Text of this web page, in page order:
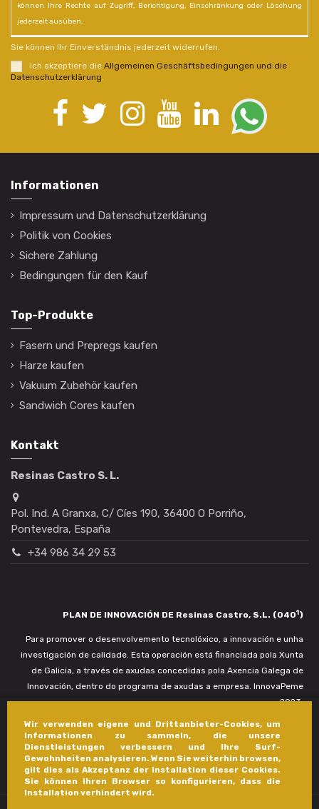
Wir verwenden eigene und Drittanbieter-Cookies, um
Informationen zu sammeln, die unsere
Dienstleistungen verbessern und Ihre Surf-
Gewohnheiten analysieren. Wenn Sie weiterhin browsen,
gilt dies als Akzeptanz der Installation dieser Cookies.
Sie können Ihren Browser so konfigurieren, dass die
Installation verhindert wird.
können Ihre Rechte auf Zugriff, Berichtigung, Einschränkung oder Löschung
jederzeit ausüben.
Sie können Ihr Einverständnis jederzeit widerrufen.
Ich akzeptiere die Allgemeinen Geschäftsbedingungen und die
Datenschutzerklärung.
Informationen
Impressum und Datenschutzerklärung
Politik von Cookies
Sichere Zahlung
Bedingungen für den Kauf
Top-Produkte
Fasern und Prepregs kaufen
Harze kaufen
Vakuum Zubehör kaufen
Sandwich Cores kaufen
Kontakt
Resinas Castro S. L.
Pol. Ind. A Granxa, C/ Cíes 190, 36400 O Porriño,
Pontevedra, España
+34 986 34 29 53
PLAN DE INNOVACIÓN DE Resinas Castro, S.L. (0401)
Para promover o desenvolvemento tecnolóxico, a innovación e unha
investigación de calidade. Esta operación está financiada pola Xunta
de Galicia, a través de axudas concedidas pola Axencia Galega de
Innovación, dentro do programa de axudas a empresa. InnovaPeme
2023.